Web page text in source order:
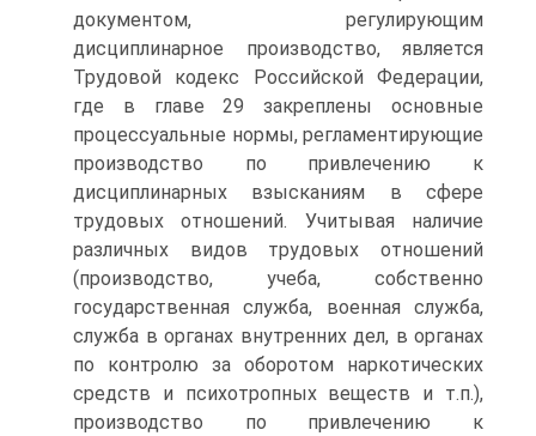
документом, регулирующим
дисциплинарное производство, является
Трудовой кодекс Российской Федерации,
где в главе 29 закреплены основные
процессуальные нормы, регламентирующие
производство по привлечению к
дисциплинарных взысканиям в сфере
трудовых отношений. Учитывая наличие
различных видов трудовых отношений
(производство, учеба, собственно
государственная служба, военная служба,
служба в органах внутренних дел, в органах
по контролю за оборотом наркотических
средств и психотропных веществ и т.п.),
производство по привлечению к